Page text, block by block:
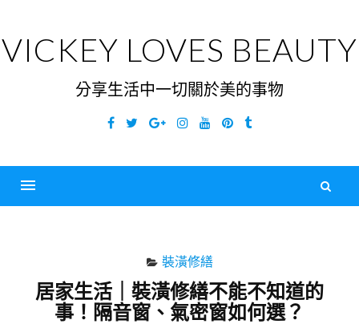
content
VICKEY LOVES BEAUTY
分享生活中一切關於美的事物
Facebook
TwitterGoogleInstagramYouTubePinterest
Tumblr
裝潢修繕
居家生活｜裝潢修繕不能不知道的
事！隔音窗、氣密窗如何選？